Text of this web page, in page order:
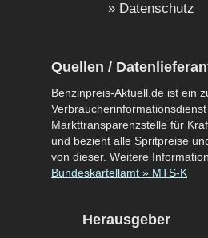
Datenschutz
Quellen /
Benzinpreis-Aktuell.de ist ein
Markttransparenzstelle für
und bezieht alle Spritpreise
von dieser. Weitere
Bundeskartellamt » MTS-K
Herausgeber